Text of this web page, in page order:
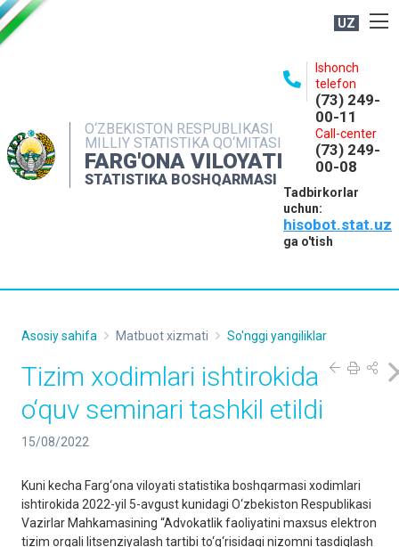
UZ
O‘ZBEKISTON RESPUBLIKASI
MILLIY STATISTIKA QO‘MITASI
FARG'ONA VILOYATI
STATISTIKA BOSHQARMASI
Ishonch
telefon
(73) 249-
00-11
Call-center
(73) 249-
00-08
Tadbirkorlar
uchun:
hisobot.stat.uz
ga o'tish
NASHRLAR
INTERAKTIV XIZMATLAR
MATBUOT XIZMATI
Asosiy sahifa Matbuot xizmati So'nggi yangiliklar
Tizim xodimlari ishtirokida
o‘quv seminari tashkil etildi
15/08/2022
Kuni kecha Farg‘ona viloyati statistika boshqarmasi xodimlari
ishtirokida 2022-yil 5-avgust kunidagi O‘zbekiston Respublikasi
Vazirlar Mahkamasining “Advokatlik faoliyatini maxsus elektron
tizim orqali litsenziyalash tartibi to‘g‘risidagi nizomni tasdiqlash